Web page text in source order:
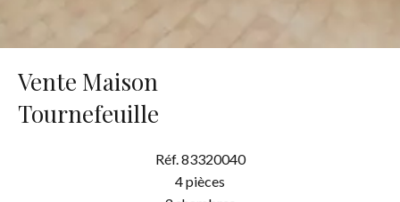
Vente Maison
Tournefeuille
Réf. 83320040
4 pièces